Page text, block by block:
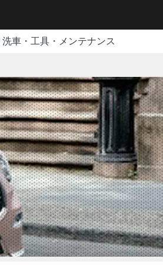
洗車・工具・メンテナンス